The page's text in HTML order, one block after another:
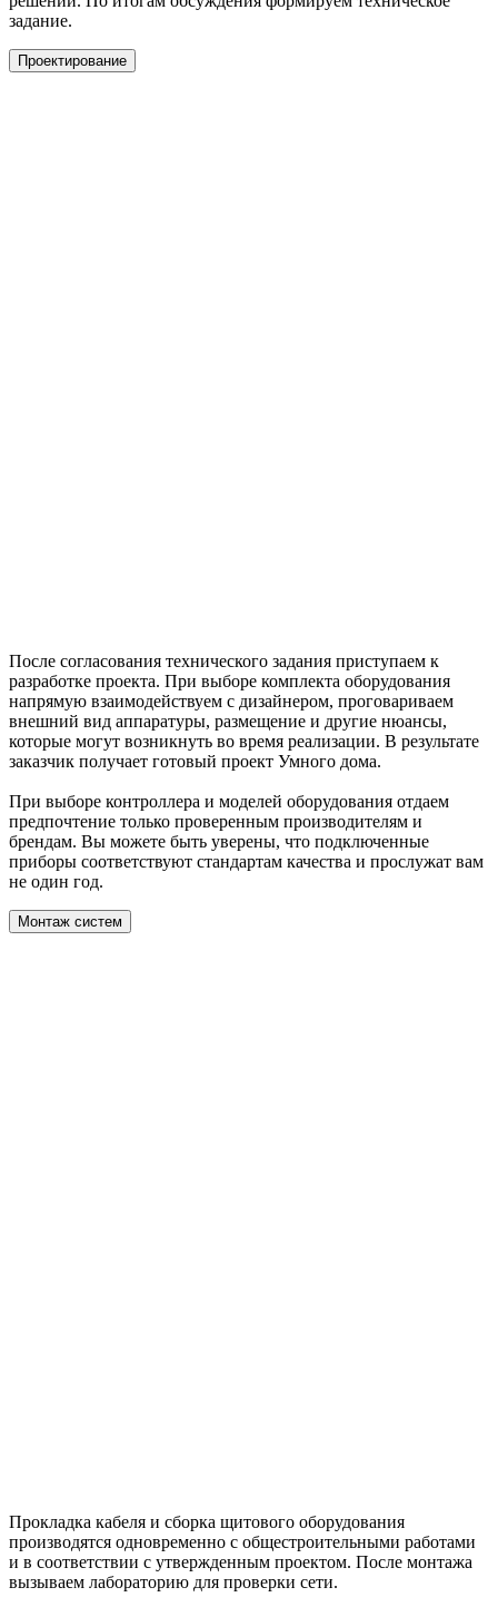
задание.
Проектирование
После согласования технического задания приступаем к
разработке проекта. При выборе комплекта оборудования
напрямую взаимодействуем с дизайнером, проговариваем
внешний вид аппаратуры, размещение и другие нюансы,
которые могут возникнуть во время реализации. В результате
заказчик получает готовый проект Умного дома.
При выборе контроллера и моделей оборудования отдаем
предпочтение только проверенным производителям и
брендам. Вы можете быть уверены, что подключенные
приборы соответствуют стандартам качества и прослужат вам
не один год.
Монтаж систем
Прокладка кабеля и сборка щитового оборудования
производятся одновременно с общестроительными работами
и в соответствии с утвержденным проектом. После монтажа
вызываем лабораторию для проверки сети.